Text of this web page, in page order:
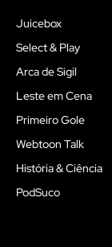
Juicebox
Select & Play
Arca de Sigil
Leste em Cena
Primeiro Gole
Webtoon Talk
História & Ciência
PodSuco